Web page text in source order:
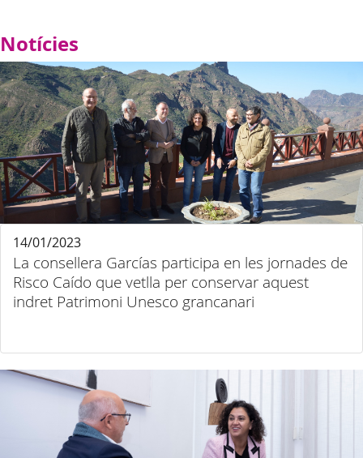
Notícies
La consellera Garcías participa en les jornades de
Risco Caído que vetlla per conservar aquest
indret Patrimoni Unesco grancanari
14/01/2023